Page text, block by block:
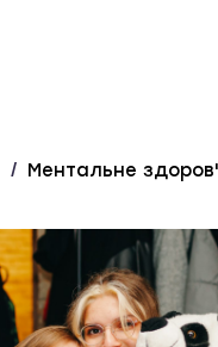
/ Ментальне